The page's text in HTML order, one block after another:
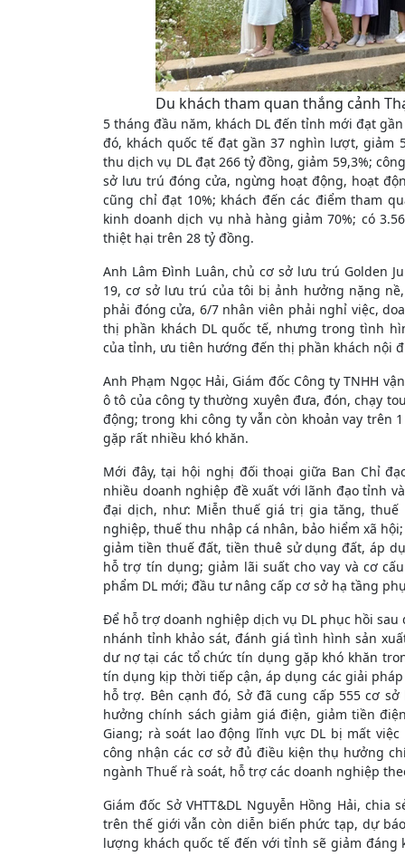
Du khách tham quan thắng cảnh
5 tháng đầu năm, khách DL đến tỉnh mới đạt
đó, khách quốc tế đạt gần 37 nghìn lượt, giảm
thu dịch vụ DL đạt 266 tỷ đồng, giảm 59,3%;
sở lưu trú đóng cửa, ngừng hoạt động, hoạt
cũng chỉ đạt 10%; khách đến các điểm tham
kinh doanh dịch vụ nhà hàng giảm 70%; có
thiệt hại trên 28 tỷ đồng.
Anh Lâm Đình Luân, chủ cơ sở lưu trú Golden
19, cơ sở lưu trú của tôi bị ảnh hưởng nặng
phải đóng cửa, 6/7 nhân viên phải nghỉ việc,
thị phần khách DL quốc tế, nhưng trong tình
của tỉnh, ưu tiên hướng đến thị phần khách nội
Anh Phạm Ngọc Hải, Giám đốc Công ty TNHH
ô tô của công ty thường xuyên đưa, đón, chạy
động; trong khi công ty vẫn còn khoản vay trên
gặp rất nhiều khó khăn.
Mới đây, tại hội nghị đối thoại giữa Ban Chỉ
nhiều doanh nghiệp đề xuất với lãnh đạo tỉnh
đại dịch, như: Miễn thuế giá trị gia tăng,
nghiệp, thuế thu nhập cá nhân, bảo hiểm xã
giảm tiền thuế đất, tiền thuê sử dụng đất, áp
hỗ trợ tín dụng; giảm lãi suất cho vay và cơ
phẩm DL mới; đầu tư nâng cấp cơ sở hạ tầng
Để hỗ trợ doanh nghiệp dịch vụ DL phục hồi sau
nhánh tỉnh khảo sát, đánh giá tình hình sản
dư nợ tại các tổ chức tín dụng gặp khó khăn
tín dụng kịp thời tiếp cận, áp dụng các giải
hỗ trợ. Bên cạnh đó, Sở đã cung cấp 555 cơ
hưởng chính sách giảm giá điện, giảm tiền
Giang; rà soát lao động lĩnh vực DL bị mất
công nhận các cơ sở đủ điều kiện thụ hưởng
ngành Thuế rà soát, hỗ trợ các doanh nghiệp
Giám đốc Sở VHTT&DL Nguyễn Hồng Hải,
trên thế giới vẫn còn diễn biến phức tạp, dự
lượng khách quốc tế đến với tỉnh sẽ giảm đáng